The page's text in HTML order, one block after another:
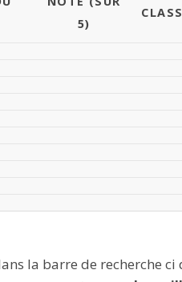
5)
la barre de recherche ci